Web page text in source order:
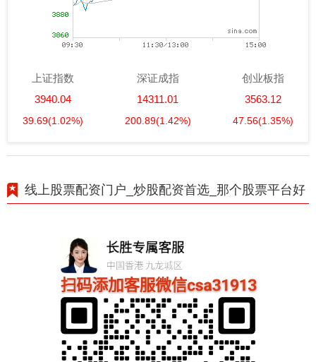
上证指数
3940.04
39.69(1.02%)
深证成指
14311.01
200.89(1.42%)
创业板指
3563.12
47.56(1.35%)
线上股票配资门户_炒股配资首选_那个股票平台好